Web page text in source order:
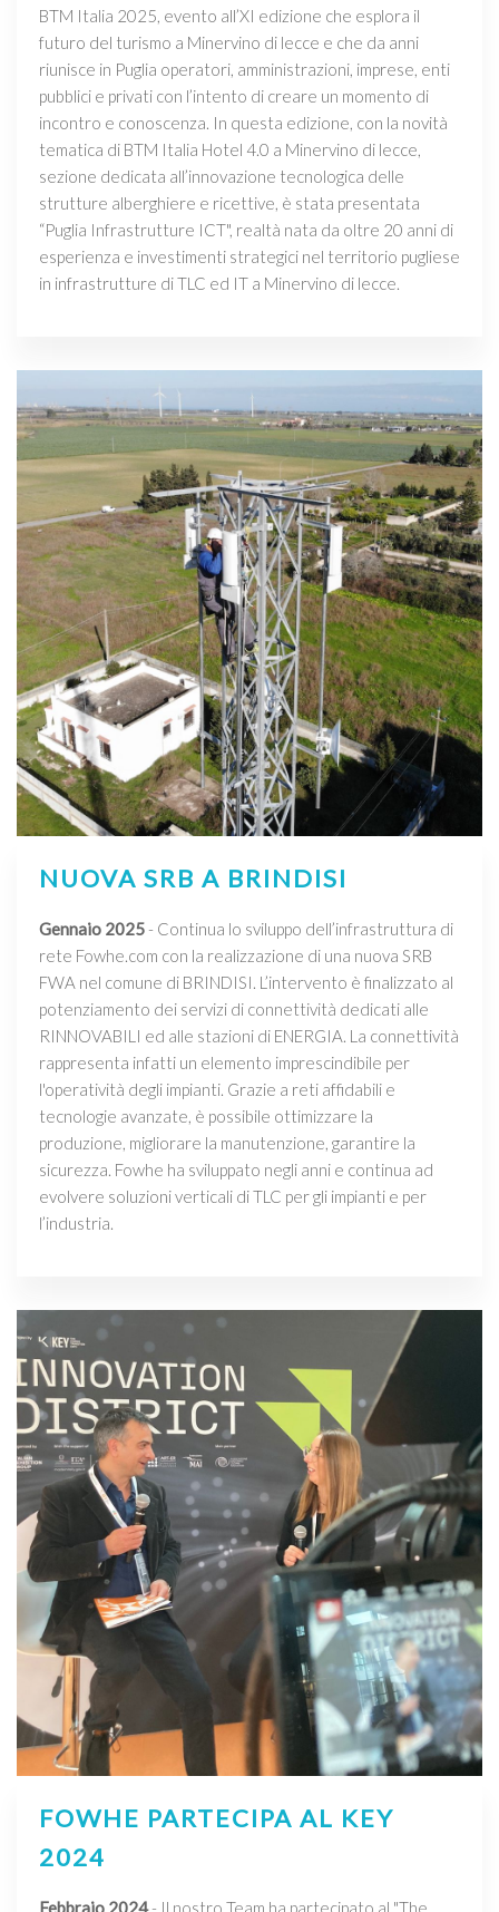
BTM Italia 2025, evento all’XI edizione che esplora il
futuro del turismo a Minervino di lecce e che da anni
riunisce in Puglia operatori, amministrazioni, imprese, enti
pubblici e privati con l’intento di creare un momento di
incontro e conoscenza. In questa edizione, con la novità
tematica di BTM Italia Hotel 4.0 a Minervino di lecce,
sezione dedicata all’innovazione tecnologica delle
strutture alberghiere e ricettive, è stata presentata
“Puglia Infrastrutture ICT", realtà nata da oltre 20 anni di
esperienza e investimenti strategici nel territorio pugliese
in infrastrutture di TLC ed IT a Minervino di lecce.
NUOVA SRB A BRINDISI
Gennaio 2025- Continua lo sviluppo dell’infrastruttura di
rete Fowhe.com con la realizzazione di una nuova SRB
FWA nel comune di BRINDISI. L’intervento è finalizzato al
potenziamento dei servizi di connettività dedicati alle
RINNOVABILI ed alle stazioni di ENERGIA. La connettività
rappresenta infatti un elemento imprescindibile per
l'operatività degli impianti. Grazie a reti affidabili e
tecnologie avanzate, è possibile ottimizzare la
produzione, migliorare la manutenzione, garantire la
sicurezza. Fowhe ha sviluppato negli anni e continua ad
evolvere soluzioni verticali di TLC per gli impianti e per
l’industria.
FOWHE PARTECIPA AL KEY
2024
Febbraio 2024- Il nostro Team ha partecipato al "The